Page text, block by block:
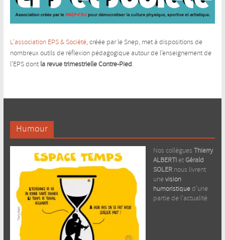
L’association EPS & Société, créée par le Snep, met à dispositions de
nombreux outils de réflexion pédagogique autour de l’enseignement de
l’EPS dont la revue trimestrielle Contre-Pied.
Humour
Nos collègues Thierry
ALBERTIet Gérald
SOLER nous livrent
une vision
humoristiqued’une
partie de l’actualité.